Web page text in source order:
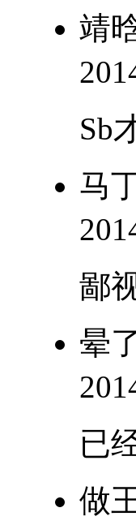
靖
Sb
马
鄙
晕
已
做